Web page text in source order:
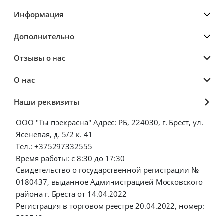
Информация
Дополнительно
Отзывы о нас
О нас
Наши реквизиты
ООО "Ты прекрасна" Адрес: РБ, 224030, г. Брест, ул.
Ясеневая, д. 5/2 к. 41
Тел.: +375297332555
Время работы: с 8:30 до 17:30
Свидетельство о государственной регистрации №
0180437, выданное Администрацией Московского
района г. Бреста от 14.04.2022
Регистрация в торговом реестре 20.04.2022, номер: